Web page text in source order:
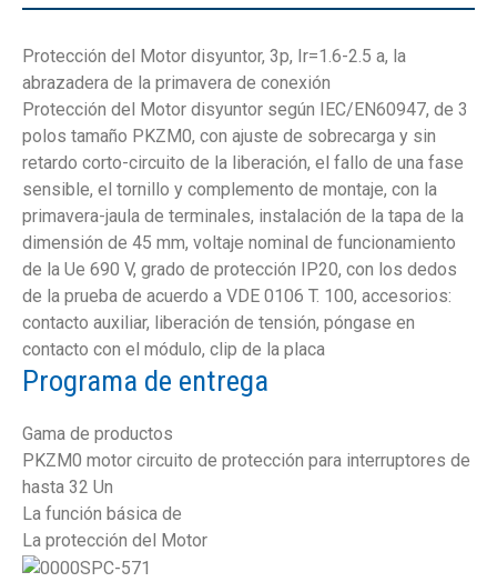
Protección del Motor disyuntor, 3p, Ir=1.6-2.5 a, la
abrazadera de la primavera de conexión
Protección del Motor disyuntor según IEC/EN60947, de 3
polos tamaño PKZM0, con ajuste de sobrecarga y sin
retardo corto-circuito de la liberación, el fallo de una fase
sensible, el tornillo y complemento de montaje, con la
primavera-jaula de terminales, instalación de la tapa de la
dimensión de 45 mm, voltaje nominal de funcionamiento
de la Ue 690 V, grado de protección IP20, con los dedos
de la prueba de acuerdo a VDE 0106 T. 100, accesorios:
contacto auxiliar, liberación de tensión, póngase en
contacto con el módulo, clip de la placa
Programa de entrega
Gama de productos
PKZM0 motor circuito de protección para interruptores de
hasta 32 Un
La función básica de
La protección del Motor